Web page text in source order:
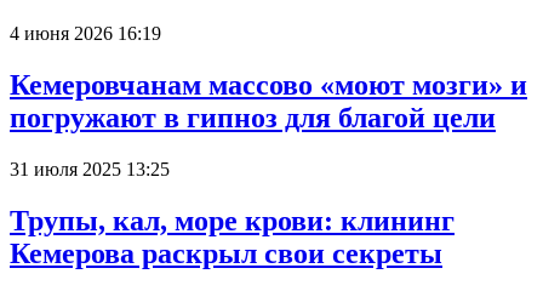
4 июня 2026 16:19
Кемеровчанам массово «моют мозги» и
погружают в гипноз для благой цели
31 июля 2025 13:25
Трупы, кал, море крови: клининг
Кемерова раскрыл свои секреты